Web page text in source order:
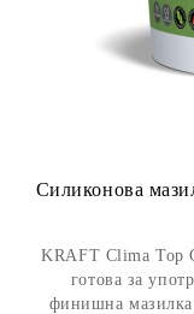
Силиконова
KRAFT Clima Top
готова за
финишна мазилка